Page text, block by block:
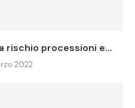
rischio processioni e...
2022